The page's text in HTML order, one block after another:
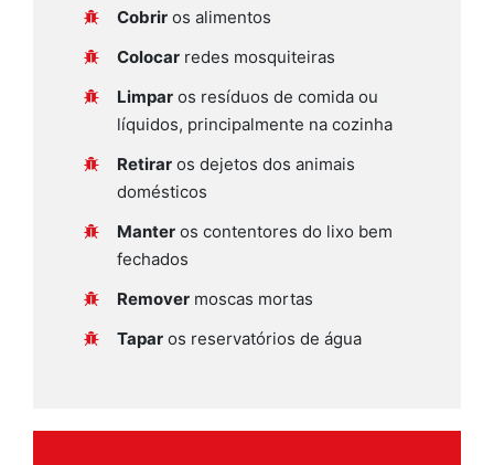
Cobrir os alimentos
Colocar redes mosquiteiras
Limpar os resíduos de comida ou
líquidos, principalmente na cozinha
Retirar os dejetos dos animais
domésticos
Manter os contentores do lixo bem
fechados
Remover moscas mortas
Tapar os reservatórios de água